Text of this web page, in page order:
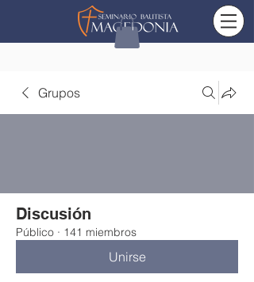
Grupos
Discusión
Público · 141 miembros
Unirse